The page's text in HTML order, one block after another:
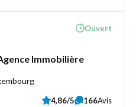
Immobilière
Ouvert
4,86/5 166Avis